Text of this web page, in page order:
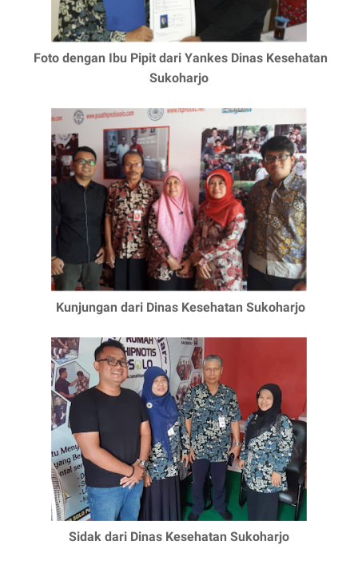
Foto dengan Ibu Pipit dari Yankes Dinas Kesehatan
Sukoharjo
Kunjungan dari Dinas Kesehatan Sukoharjo
Sidak dari Dinas Kesehatan Sukoharjo